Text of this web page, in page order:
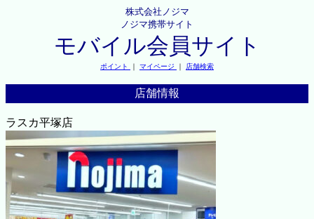
株式会社ノジマ
ノジマ携帯サイト
モバイル会員サイト
ポイント ｜ マイページ ｜ 店舗検索
店舗情報
ラスカ平塚店